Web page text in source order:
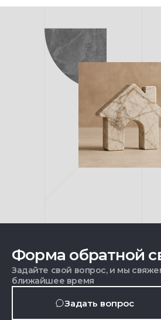
Форма обратной
Задайте свой вопрос, и мы
ближайшее время
Задать вопрос